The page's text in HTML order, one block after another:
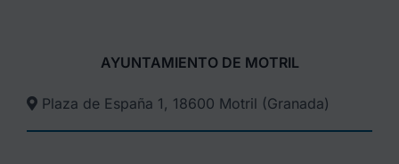
AYUNTAMIENTO DE MOTRIL
Plaza de España 1, 18600 Motril (Granada)​